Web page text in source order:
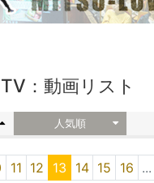
：動画リスト
人気順
11 12 13 14 15 16 ...